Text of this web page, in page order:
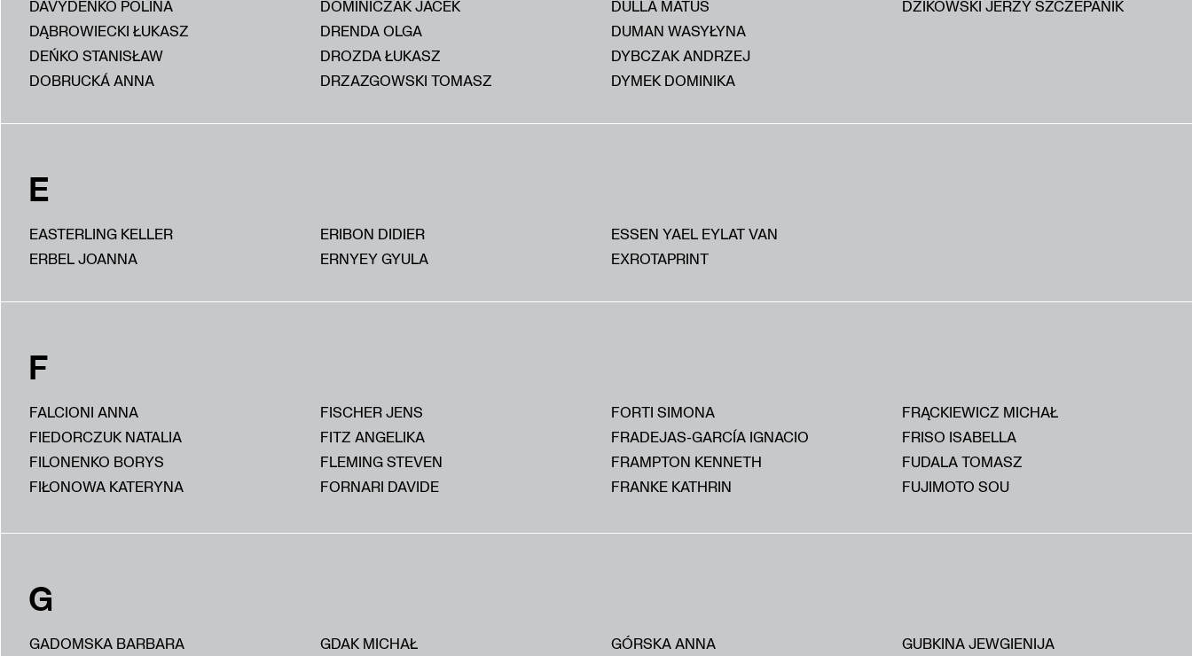
DAVYDENKO POLINA
DĄBROWIECKI ŁUKASZ
DEŃKO STANISŁAW
DOBRUCKÁ ANNA
DOMINICZAK JACEK
DRENDA OLGA
DROZDA ŁUKASZ
DRZAZGOWSKI TOMASZ
DULLA MATÚŠ
DUMAN WASYŁYNA
DYBCZAK ANDRZEJ
DYMEK DOMINIKA
DZIKOWSKI JERZY SZCZEPANIK
E
EASTERLING KELLER
ERBEL JOANNA
ERIBON DIDIER
ERNYEY GYULA
ESSEN YAEL EYLAT VAN
EXROTAPRINT
F
FALCIONI ANNA
FIEDORCZUK NATALIA
FILONENKO BORYS
FIŁONOWA KATERYNA
FISCHER JENS
FITZ ANGELIKA
FLEMING STEVEN
FORNARI DAVIDE
FORTI SIMONA
FRADEJAS-GARCÍA IGNACIO
FRAMPTON KENNETH
FRANKE KATHRIN
FRĄCKIEWICZ MICHAŁ
FRISO ISABELLA
FUDALA TOMASZ
FUJIMOTO SOU
G
GADOMSKA BARBARA
GDAK MICHAŁ
GÓRSKA ANNA
GUBKINA JEWGIENIJA